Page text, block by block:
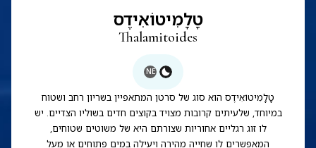
טָלָמִיטוֹאִידֶס
Thalamitoides
NE
טָלָמִיטוֹאִידֶס הוא סוג של סרטן המתאפיין בשריון רחב ושטוח
במיוחד, שלעיתים קרובות מצויד בקוצים חדים בשוליו הצדיים. יש
לו זוג רגליים אחוריות שצורתם היא של משוטים שטוחים,
המאפשרים לו שחייה מהירה ויעילה במים פתוחים או מעל